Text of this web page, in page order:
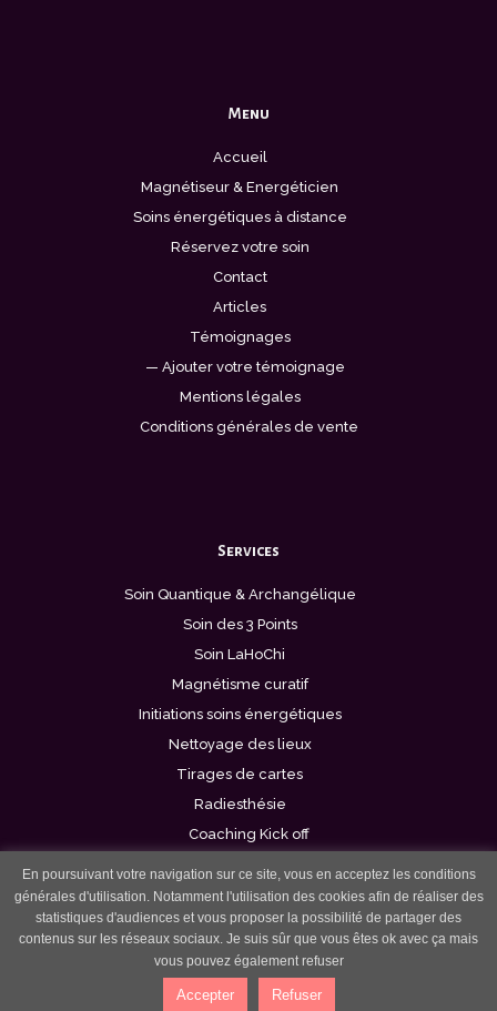
Menu
Accueil
Magnétiseur & Energéticien
Soins énergétiques à distance
Réservez votre soin
Contact
Articles
Témoignages
— Ajouter votre témoignage
Mentions légales
Conditions générales de vente
Services
Soin Quantique & Archangélique
Soin des 3 Points
Soin LaHoChi
Magnétisme curatif
Initiations soins énergétiques
Nettoyage des lieux
Tirages de cartes
Radiesthésie
Coaching Kick off
Rejoignez-nous
En poursuivant votre navigation sur ce site, vous en acceptez les conditions
générales d'utilisation. Notamment l'utilisation des cookies afin de réaliser des
statistiques d'audiences et vous proposer la possibilité de partager des
contenus sur les réseaux sociaux. Je suis sûr que vous êtes ok avec ça mais
vous pouvez également refuser
Accepter Refuser